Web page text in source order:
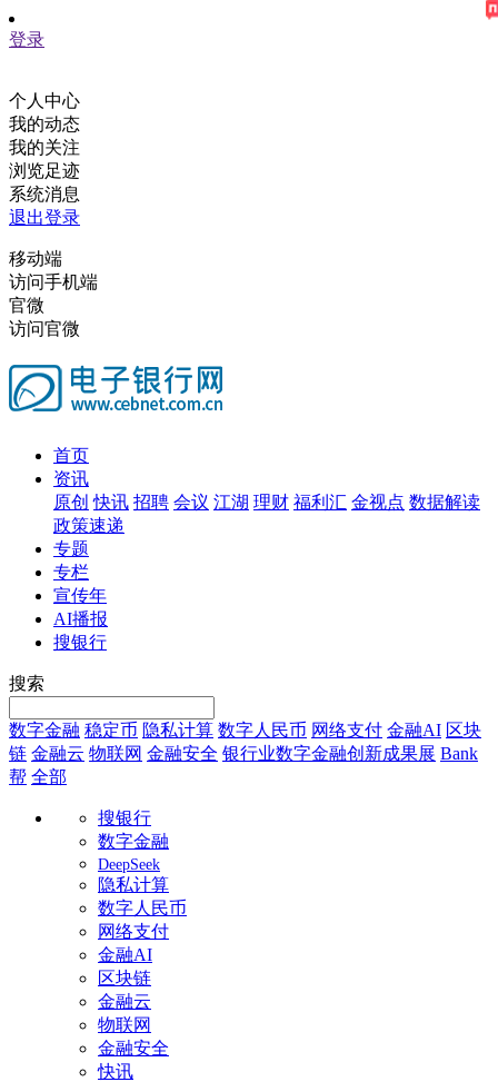
登录
个人中心
我的动态
我的关注
浏览足迹
系统消息
退出登录
移动端
访问手机端
官微
访问官微
首页
资讯
原创 快讯 招聘 会议 江湖 理财 福利汇 金视点 数据解读
政策速递
专题
专栏
宣传年
AI播报
搜银行
搜索
数字金融 稳定币 隐私计算 数字人民币 网络支付 金融AI 区块
链 金融云 物联网 金融安全 银行业数字金融创新成果展 Bank
帮 全部
搜银行
数字金融
DeepSeek
隐私计算
数字人民币
网络支付
金融AI
区块链
金融云
物联网
金融安全
快讯